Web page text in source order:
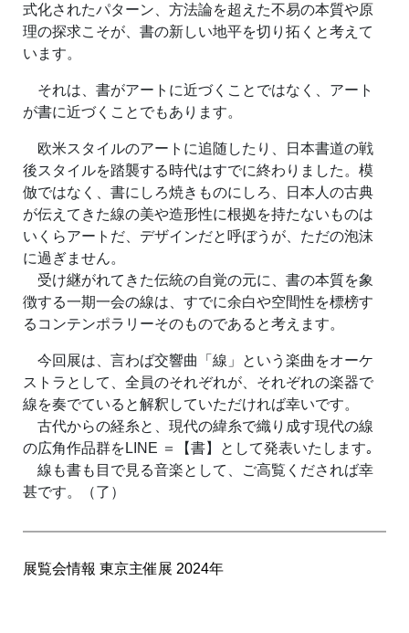
式化されたパターン、方法論を超えた不易の本質や原
理の探求こそが、書の新しい地平を切り拓くと考えて
います。
それは、書がアートに近づくことではなく、アート
が書に近づくことでもあります。
欧米スタイルのアートに追随したり、日本書道の戦
後スタイルを踏襲する時代はすでに終わりました。模
倣ではなく、書にしろ焼きものにしろ、日本人の古典
が伝えてきた線の美や造形性に根拠を持たないものは
いくらアートだ、デザインだと呼ぼうが、ただの泡沫
に過ぎません。
受け継がれてきた伝統の自覚の元に、書の本質を象
徴する一期一会の線は、すでに余白や空間性を標榜す
るコンテンポラリーそのものであると考えます。
今回展は、言わば交響曲「線」という楽曲をオーケ
ストラとして、全員のそれぞれが、それぞれの楽器で
線を奏でていると解釈していただければ幸いです。
古代からの経糸と、現代の緯糸で織り成す現代の線
の広角作品群をLINE ＝【書】として発表いたします｡
線も書も目で見る音楽として、ご高覧くだされば幸
甚です。（了）
展覧会情報 東京主催展 2024年